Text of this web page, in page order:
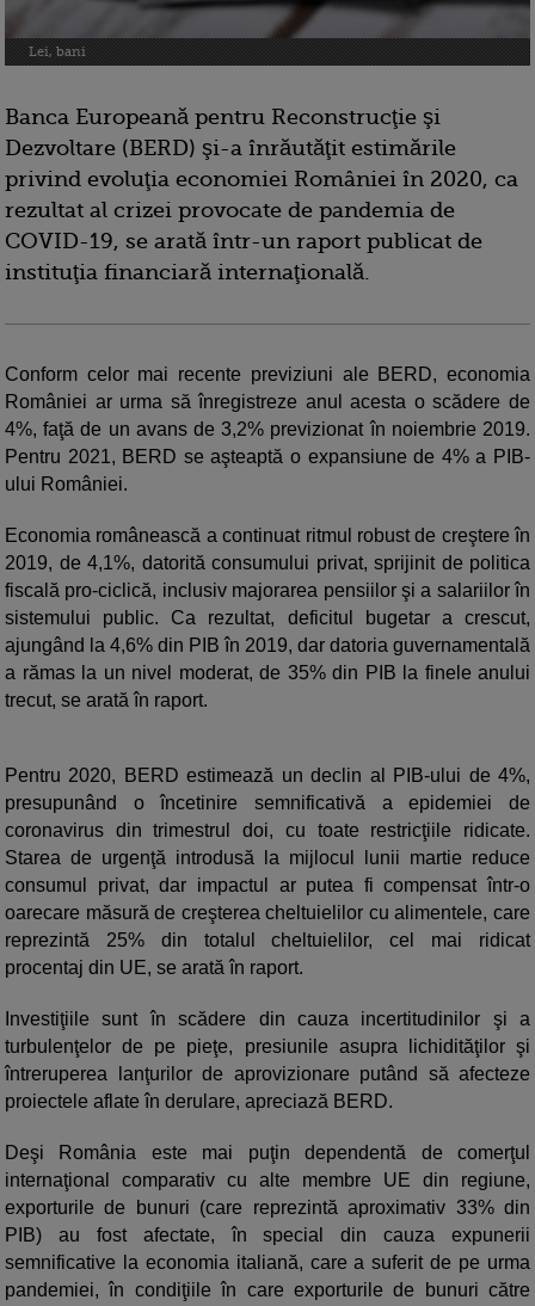
Lei, bani
Banca Europeană pentru Reconstrucţie şi
Dezvoltare (BERD) şi-a înrăutăţit estimările
privind evoluţia economiei României în 2020, ca
rezultat al crizei provocate de pandemia de
COVID-19, se arată într-un raport publicat de
instituţia financiară internaţională.
Conform celor mai recente previziuni ale BERD, economia
României ar urma să înregistreze anul acesta o scădere de
4%, faţă de un avans de 3,2% previzionat în noiembrie 2019.
Pentru 2021, BERD se aşteaptă o expansiune de 4% a PIB-
ului României.
Economia românească a continuat ritmul robust de creştere în
2019, de 4,1%, datorită consumului privat, sprijinit de politica
fiscală pro-ciclică, inclusiv majorarea pensiilor şi a salariilor în
sistemului public. Ca rezultat, deficitul bugetar a crescut,
ajungând la 4,6% din PIB în 2019, dar datoria guvernamentală
a rămas la un nivel moderat, de 35% din PIB la finele anului
trecut, se arată în raport.
Pentru 2020, BERD estimează un declin al PIB-ului de 4%,
presupunând o încetinire semnificativă a epidemiei de
coronavirus din trimestrul doi, cu toate restricţiile ridicate.
Starea de urgenţă introdusă la mijlocul lunii martie reduce
consumul privat, dar impactul ar putea fi compensat într-o
oarecare măsură de creşterea cheltuielilor cu alimentele, care
reprezintă 25% din totalul cheltuielilor, cel mai ridicat
procentaj din UE, se arată în raport.
Investiţiile sunt în scădere din cauza incertitudinilor şi a
turbulenţelor de pe pieţe, presiunile asupra lichidităţilor şi
întreruperea lanţurilor de aprovizionare putând să afecteze
proiectele aflate în derulare, apreciază BERD.
Deşi România este mai puţin dependentă de comerţul
internaţional comparativ cu alte membre UE din regiune,
exporturile de bunuri (care reprezintă aproximativ 33% din
PIB) au fost afectate, în special din cauza expunerii
semnificative la economia italiană, care a suferit de pe urma
pandemiei, în condiţiile în care exporturile de bunuri către